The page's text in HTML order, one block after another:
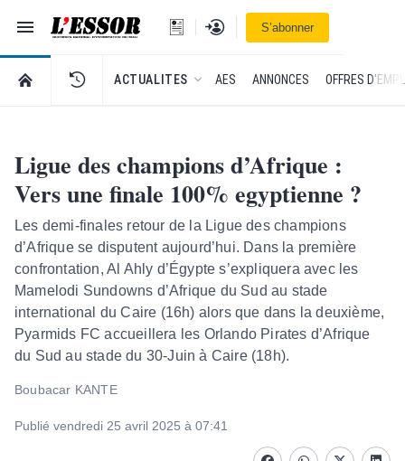
Navigation
L'Essor - retour à la une
Se connecterS’abonner
RETOUR À LA PAGE D’ACCUEIL DE L'ESSOR
ACTUALITES AES ANNONCES OFFRES
Ligue des champions d’Afrique :
Vers une finale 100% egyptienne ?
Les demi-finales retour de la Ligue des champions
d’Afrique se disputent aujourd’hui. Dans la première
confrontation, Al Ahly d’Égypte s’expliquera avec les
Mamelodi Sundowns d’Afrique du Sud au stade
international du Caire (16h) alors que dans la deuxième,
Pyarmids FC accueillera les Orlando Pirates d’Afrique
du Sud au stade du 30-Juin à Caire (18h).
Boubacar KANTE
Publié vendredi 25 avril 2025 à 07:41